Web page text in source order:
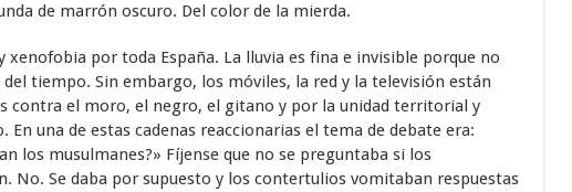
de marrón oscuro. Del color de la mierda.
xenofobia por toda España. La lluvia es fina e invisible porque no
tiempo. Sin embargo, los móviles, la red y la televisión están
contra el moro, el negro, el gitano y por la unidad territorial y
En una de estas cadenas reaccionarias el tema de debate era:
los musulmanes?» Fíjense que no se preguntaba si los
No. Se daba por supuesto y los contertulios vomitaban respuestas